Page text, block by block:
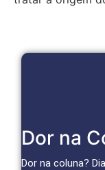
Dor na
Dor na coluna?
Bloqueios,